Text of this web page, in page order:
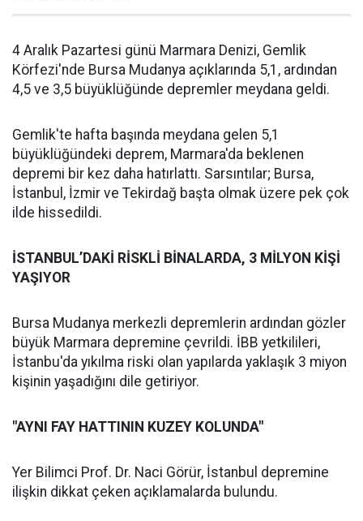
4 Aralık Pazartesi günü Marmara Denizi, Gemlik
Körfezi'nde Bursa Mudanya açıklarında 5,1, ardından
4,5 ve 3,5 büyüklüğünde depremler meydana geldi.
Gemlik'te hafta başında meydana gelen 5,1
büyüklüğündeki deprem, Marmara'da beklenen
depremi bir kez daha hatırlattı. Sarsıntılar; Bursa,
İstanbul, İzmir ve Tekirdağ başta olmak üzere pek çok
ilde hissedildi.
İSTANBUL’DAKİ RİSKLİ BİNALARDA, 3 MİLYON KİŞİ
YAŞIYOR
Bursa Mudanya merkezli depremlerin ardından gözler
büyük Marmara depremine çevrildi. İBB yetkilileri,
İstanbu'da yıkılma riski olan yapılarda yaklaşık 3 miyon
kişinin yaşadığını dile getiriyor.
"AYNI FAY HATTININ KUZEY KOLUNDA"
Yer Bilimci Prof. Dr. Naci Görür, İstanbul depremine
ilişkin dikkat çeken açıklamalarda bulundu.